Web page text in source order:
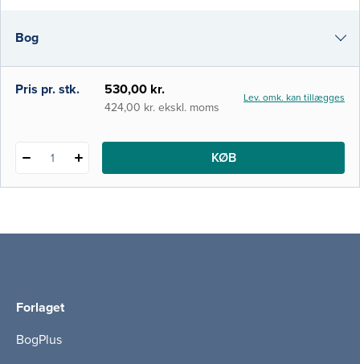
beslutningstagning. Bogens indhold baserer
sig i videst mulig udstrækning på
eksisterende
Bog
e-bog
Pris pr. stk. 530,00 kr.
424,00 kr. ekskl. moms
Lev. omk. kan tillægges
1 KØB
Forlaget
BogPlus